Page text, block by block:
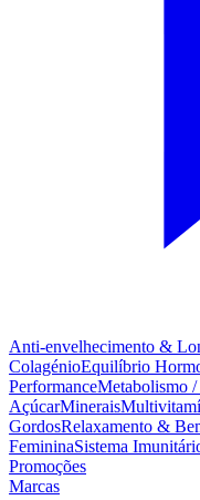
Anti-envelhecimento &
ColagénioEquilíbrio
PerformanceMetabolismo
AçúcarMinerais
GordosRelaxamento &
FemininaSistema
Promoções
Marcas